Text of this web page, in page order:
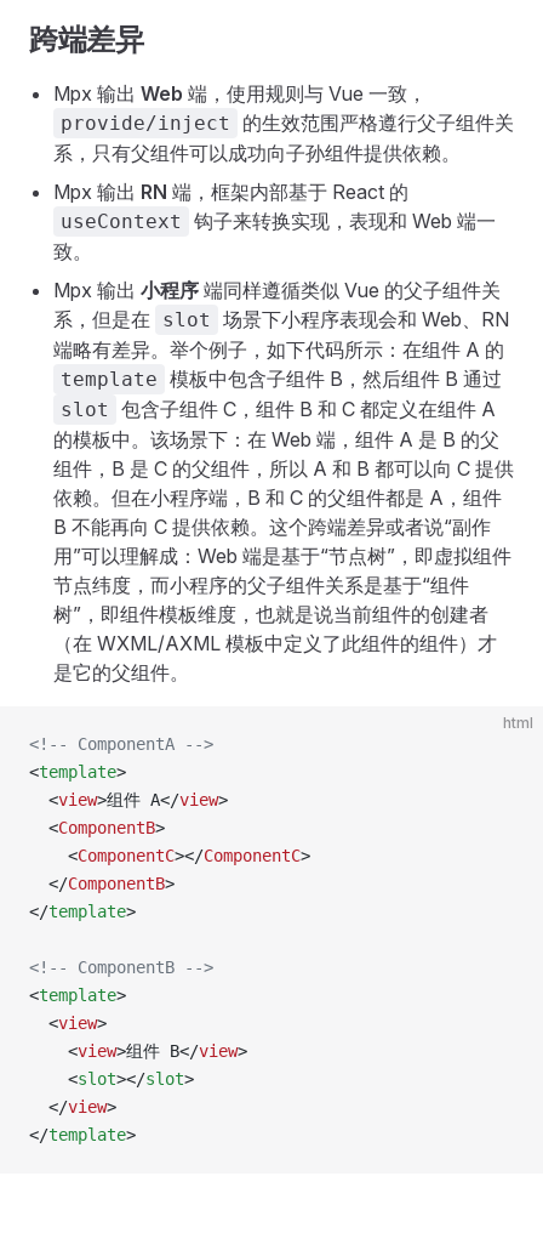
跨端差异
Mpx 输出 Web 端，使用规则与 Vue 一致，
provide/inject
的生效范围严格遵行父子组件关
系，只有父组件可以成功向子孙组件提供依赖。
Mpx 输出 RN 端，框架内部基于 React 的
useContext
钩子来转换实现，表现和 Web 端一
致。
Mpx 输出 小程序 端同样遵循类似 Vue 的父子组件关
系，但是在
slot
场景下小程序表现会和 Web、RN
端略有差异。举个例子，如下代码所示：在组件 A 的
template 模板中包含子组件 B，然后组件 B 通过
slot
包含子组件 C，组件 B 和 C 都定义在组件 A
的模板中。该场景下：在 Web 端，组件 A 是 B 的父
组件，B 是 C 的父组件，所以 A 和 B 都可以向 C 提供
依赖。但在小程序端，B 和 C 的父组件都是 A，组件
B 不能再向 C 提供依赖。这个跨端差异或者说“副作
用”可以理解成：Web 端是基于“节点树”，即虚拟组件
节点纬度，而小程序的父子组件关系是基于“组件
树”，即组件模板维度，也就是说当前组件的创建者
（在 WXML/AXML 模板中定义了此组件的组件）才
是它的父组件。
html
<!-- ComponentA -->
<template>
  <
view>组件 A</view>
  <
ComponentB>
    <
ComponentC></ComponentC>
  </
ComponentB>
</template>
<!-- ComponentB -->
<template>
  <
view>
    <
view>组件 B</view>
    <
slot></slot>
  </
view>
</template>